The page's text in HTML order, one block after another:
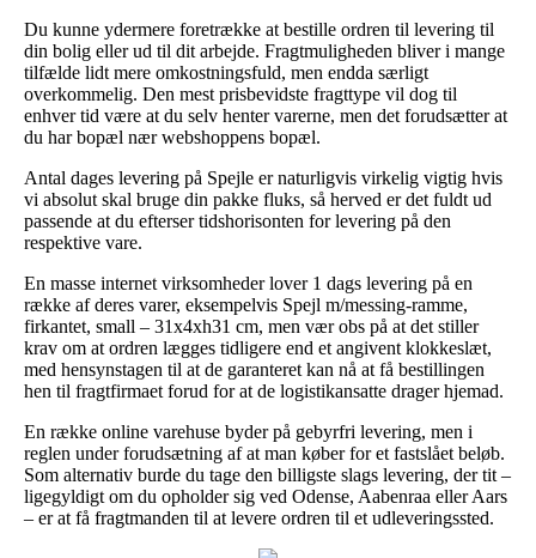
Du kunne ydermere foretrække at bestille ordren til levering til
din bolig eller ud til dit arbejde. Fragtmuligheden bliver i mange
tilfælde lidt mere omkostningsfuld, men endda særligt
overkommelig. Den mest prisbevidste fragttype vil dog til
enhver tid være at du selv henter varerne, men det forudsætter at
du har bopæl nær webshoppens bopæl.
Antal dages levering på Spejle er naturligvis virkelig vigtig hvis
vi absolut skal bruge din pakke fluks, så herved er det fuldt ud
passende at du efterser tidshorisonten for levering på den
respektive vare.
En masse internet virksomheder lover 1 dags levering på en
række af deres varer, eksempelvis Spejl m/messing-ramme,
firkantet, small – 31x4xh31 cm, men vær obs på at det stiller
krav om at ordren lægges tidligere end et angivent klokkeslæt,
med hensynstagen til at de garanteret kan nå at få bestillingen
hen til fragtfirmaet forud for at de logistikansatte drager hjemad.
En række online varehuse byder på gebyrfri levering, men i
reglen under forudsætning af at man køber for et fastslået beløb.
Som alternativ burde du tage den billigste slags levering, der tit –
ligegyldigt om du opholder sig ved Odense, Aabenraa eller Aars
– er at få fragtmanden til at levere ordren til et udleveringssted.